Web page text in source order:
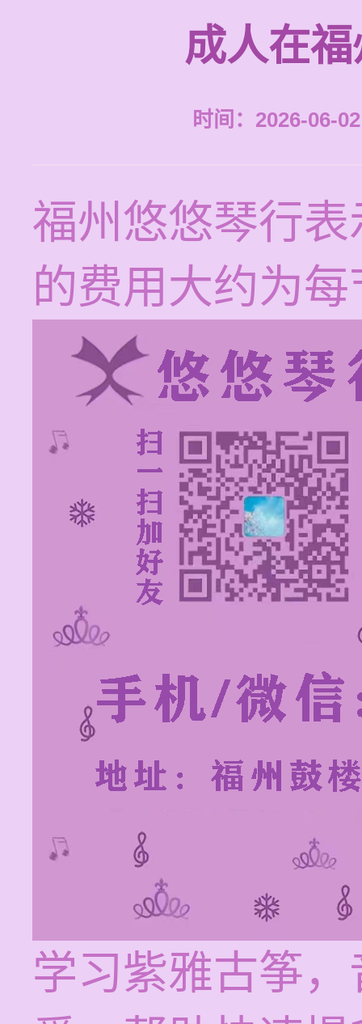
成人在
时间：2026-06-
福州悠悠琴行
的费用大约为
学习紫雅古筝